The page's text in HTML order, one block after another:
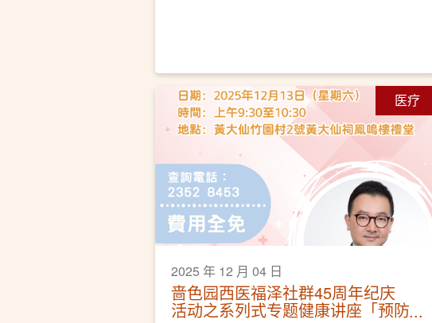
医疗
2025 年 12 月 04 日
啬色园西医福泽社群45周年纪庆
活动之系列式专题健康讲座「预防